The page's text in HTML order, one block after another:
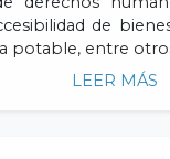
de
potable, entre
LEER MÁS